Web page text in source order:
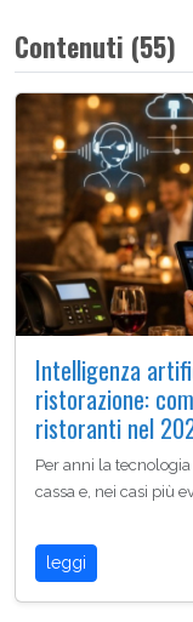
Contenuti (55)
Intelligenza
ristorazione:
ristoranti nel
Per anni la
cassa e, nei casi più
leggi